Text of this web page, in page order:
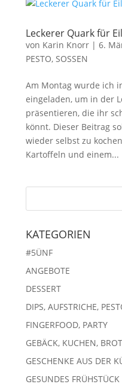
Leckerer Quark für
von Karin Knorr| 6.
PESTO, SOSSEN
Am Montag wurde ich
eingeladen, um in der
präsentieren, die ihr
könnt. Dieser Beitrag
wieder selbst zu
Kartoffeln und einem...
KATEGORIEN
#5ÜNF
ANGEBOTE
DESSERT
DIPS, AUFSTRICHE,
FINGERFOOD, PARTY
GEBÄCK, KUCHEN, BROT
GESCHENKE AUS DER
GESUNDES FRÜHSTÜCK